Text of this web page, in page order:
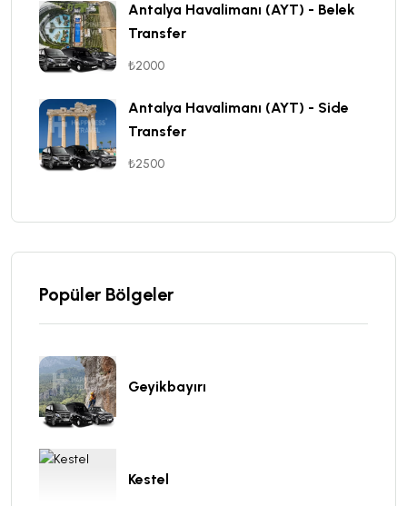
Antalya Havalimanı (AYT) - Belek
Transfer
₺2000
Antalya Havalimanı (AYT) - Side
Transfer
₺2500
Popüler Bölgeler
Geyikbayırı
Kestel